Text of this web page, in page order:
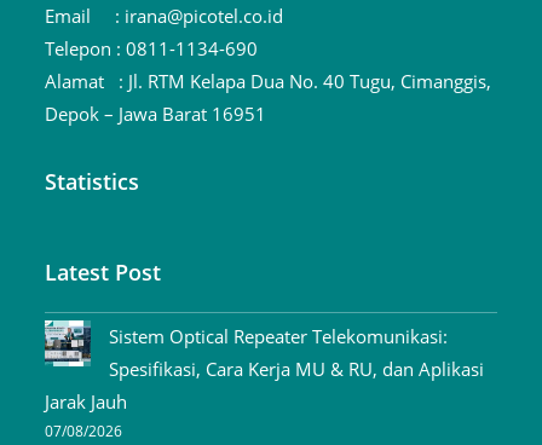
Email : irana@picotel.co.id
Telepon :0811-1134-690
Alamat : Jl. RTM Kelapa Dua No. 40 Tugu, Cimanggis,
Depok – Jawa Barat 16951
Statistics
Latest Post
Sistem Optical Repeater Telekomunikasi:
Spesifikasi, Cara Kerja MU & RU, dan Aplikasi
Jarak Jauh
07/08/2026